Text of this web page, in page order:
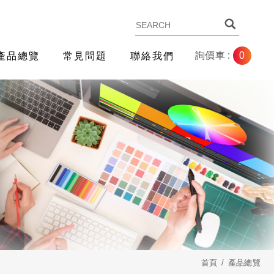
品總覽 常見問題 聯絡我們 詢價車 : 0
首頁 產品總覽